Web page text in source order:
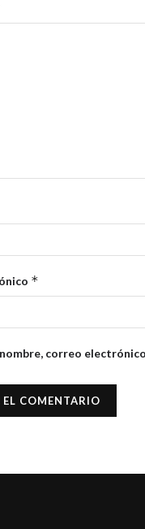
*
correo